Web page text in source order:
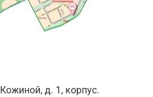
д. 1, корпус.